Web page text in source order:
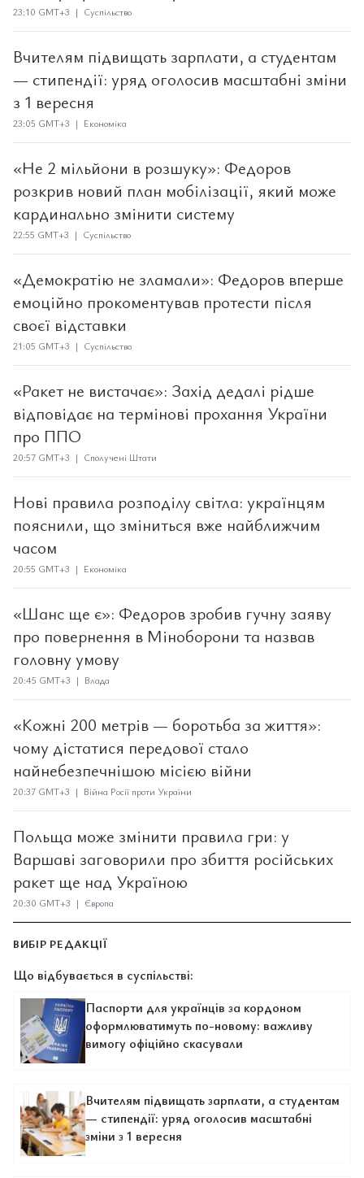
23:10 GMT+3 | Суспільство
Вчителям підвищать зарплати, а студентам
— стипендії: уряд оголосив масштабні зміни
з 1 вересня
23:05 GMT+3 | Економіка
«Не 2 мільйони в розшуку»: Федоров
розкрив новий план мобілізації, який може
кардинально змінити систему
22:55 GMT+3 | Суспільство
«Демократію не зламали»: Федоров вперше
емоційно прокоментував протести після
своєї відставки
21:05 GMT+3 | Суспільство
«Ракет не вистачає»: Захід дедалі рідше
відповідає на термінові прохання України
про ППО
20:57 GMT+3 | Сполучені Штати
Нові правила розподілу світла: українцям
пояснили, що зміниться вже найближчим
часом
20:55 GMT+3 | Економіка
«Шанс ще є»: Федоров зробив гучну заяву
про повернення в Міноборони та назвав
головну умову
20:45 GMT+3 | Влада
«Кожні 200 метрів — боротьба за життя»:
чому дістатися передової стало
найнебезпечнішою місією війни
20:37 GMT+3 | Війна Росії проти України
Польща може змінити правила гри: у
Варшаві заговорили про збиття російських
ракет ще над Україною
20:30 GMT+3 | Європа
ВИБІР РЕДАКЦІЇ
Що відбувається в суспільстві:
Паспорти для українців за кордоном
оформлюватимуть по-новому: важливу
вимогу офіційно скасували
Вчителям підвищать зарплати, а студентам
— стипендії: уряд оголосив масштабні
зміни з 1 вересня